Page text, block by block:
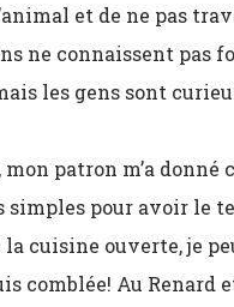
et de ne pas
ne connaissent
les gens sont
mon patron m’a
pour avoir le
la cuisine ouverte, je
comblée! Au Renard